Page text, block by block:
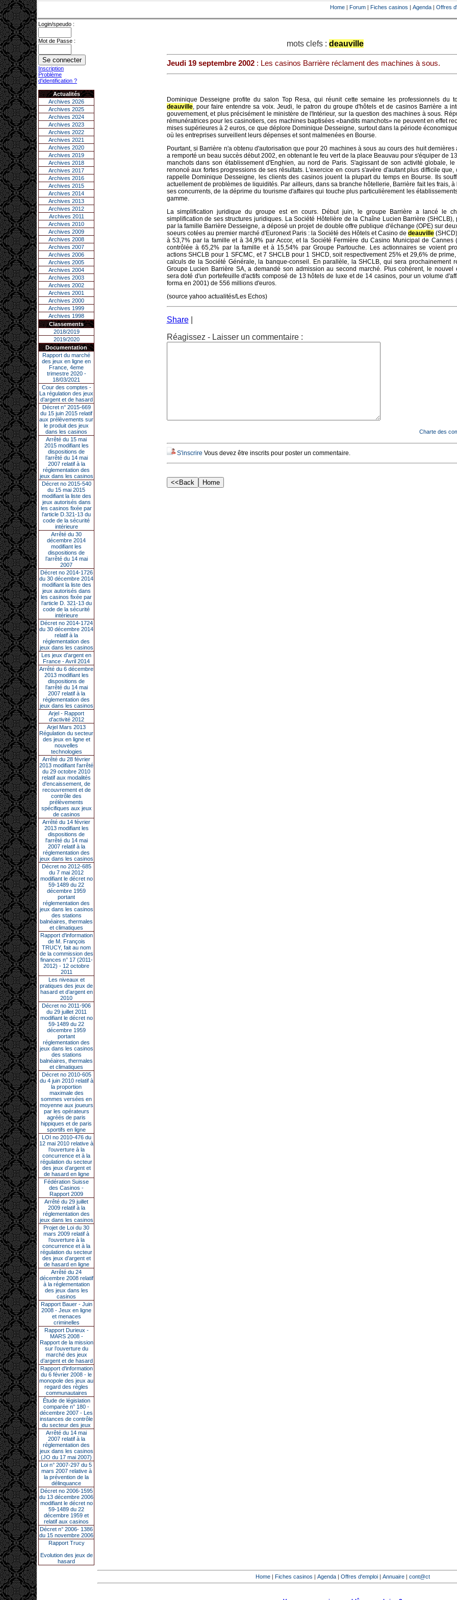
Home | Forum | Fiches casinos | Agenda | Offres
Login/speudo :
Mot de Passe :
Inscription
Problème
d'identification ?
Actualités
Archives 2026
Archives 2025
Archives 2024
Archives 2023
Archives 2022
Archives 2021
Archives 2020
Archives 2019
Archives 2018
Archives 2017
Archives 2016
Archives 2015
Archives 2014
Archives 2013
Archives 2012
Archives 2011
Archives 2010
Archives 2009
Archives 2008
Archives 2007
Archives 2006
Archives 2005
Archives 2004
Archives 2003
Archives 2002
Archives 2001
Archives 2000
Archives 1999
Archives 1998
Classements
2018/2019
2019/2020
Documentation
Rapport du marché
des jeux en ligne en
France, 4eme
trimestre 2020 -
18/03/2021
Cour des comptes -
La régulation des jeux
d’argent et de hasard
Décret n° 2015-669
du 15 juin 2015 relatif
aux prélèvements sur
le produit des jeux
dans les casinos
Arrêté du 15 mai
2015 modifiant les
dispositions de
l’arrêté du 14 mai
2007 relatif à la
réglementation des
jeux dans les casinos
Décret no 2015-540
du 15 mai 2015
modifiant la liste des
jeux autorisés dans
les casinos fixée par
l’article D.321-13 du
code de la sécurité
intérieure
Arrêté du 30
décembre 2014
modifiant les
dispositions de
l’arrêté du 14 mai
2007
Décret no 2014-1726
du 30 décembre 2014
modifiant la liste des
jeux autorisés dans
les casinos fixée par
l’article D. 321-13 du
code de la sécurité
intérieure
Décret no 2014-1724
du 30 décembre 2014
relatif à la
réglementation des
jeux dans les casinos
Les jeux d’argent en
France - Avril 2014
Arrêté du 6 décembre
2013 modifiant les
dispositions de
l’arrêté du 14 mai
2007 relatif à la
réglementation des
jeux dans les casinos
Arjel - Rapport
d'activité 2012
Arjel Mars 2013
Régulation du secteur
des jeux en ligne et
nouvelles
technologies
Arrêté du 28 février
2013 modifiant l'arrêté
du 29 octobre 2010
relatif aux modalités
d'encaissement, de
recouvrement et de
contrôle des
prélèvements
spécifiques aux jeux
de casinos
Arrêté du 14 février
2013 modifiant les
dispositions de
l'arrêté du 14 mai
2007 relatif à la
réglementation des
jeux dans les casinos
Décret no 2012-685
du 7 mai 2012
modifiant le décret no
59-1489 du 22
décembre 1959
portant
réglementation des
jeux dans les casinos
des stations
balnéaires, thermales
et climatiques
Rapport d'information
de M. François
TRUCY, fait au nom
de la commission des
finances n° 17 (2011-
2012) - 12 octobre
2011
Les niveaux et
pratiques des jeux de
hasard et d’argent en
2010
Décret no 2011-906
du 29 juillet 2011
modifiant le décret no
59-1489 du 22
décembre 1959
portant
réglementation des
jeux dans les casinos
des stations
balnéaires, thermales
et climatiques
Décret no 2010-605
du 4 juin 2010 relatif à
la proportion
maximale des
sommes versées en
moyenne aux joueurs
par les opérateurs
agréés de paris
hippiques et de paris
sportifs en ligne
LOI no 2010-476 du
12 mai 2010 relative à
l’ouverture à la
concurrence et à la
régulation du secteur
des jeux d’argent et
de hasard en ligne
Fédération Suisse
des Casinos -
Rapport 2009
Arrêté du 29 juillet
2009 relatif à la
réglementation des
jeux dans les casinos
Projet de Loi du 30
mars 2009 relatif à
l’ouverture à la
concurrence et à la
régulation du secteur
des jeux d’argent et
de hasard en ligne
Arrêté du 24
décembre 2008 relatif
à la réglementation
des jeux dans les
casinos
Rapport Bauer - Juin
2008 - Jeux en ligne
et menaces
criminelles
Rapport Durieux -
MARS 2008 -
Rapport de la mission
sur l’ouverture du
marché des jeux
d’argent et de hasard
Rapport d'information
du 6 février 2008 - le
monopole des jeux au
regard des règles
communautaires
Étude de législation
comparée n° 180 -
décembre 2007 - Les
instances de contrôle
du secteur des jeux
Arrêté du 14 mai
2007 relatif à la
réglementation des
jeux dans les casinos
(JO du 17 mai 2007)
Loi n° 2007-297 du 5
mars 2007 relative à
la prévention de la
délinquance
Décret no 2006-1595
du 13 décembre 2006
modifiant le décret no
59-1489 du 22
décembre 1959 et
relatif aux casinos
Décret n° 2006- 1386
du 15 novembre 2006
Rapport Trucy
Evolution des jeux de
hasard
mots clefs : deauville
Jeudi 19 septembre 2002: Les casinos Barrière réclament des machines à sous.
Dominique Desseigne profite du salon Top Resa, qui réunit cette semaine les professionnels du
deauville, pour faire entendre sa voix. Jeudi, le patron du groupe d'hôtels et de casinos Barrière a
gouvernement, et plus précisément le ministère de l'Intérieur, sur la question des machines à sous.
rémunératrices pour les casinotiers, ces machines baptisées «bandits manchots» ne peuvent en effet
mises supérieures à 2 euros, ce que déplore Dominique Desseigne, surtout dans la période
où les entreprises surveillent leurs dépenses et sont malmenées en Bourse.
Pourtant, si Barrière n'a obtenu d'autorisation que pour 20 machines à sous au cours des huit dernières
a remporté un beau succès début 2002, en obtenant le feu vert de la place Beauvau pour s'équiper de
manchots dans son établissement d'Enghien, au nord de Paris. S'agissant de son activité globale,
renoncé aux fortes progressions de ses résultats. L'exercice en cours s'avère d'autant plus difficile que,
rappelle Dominique Desseigne, les clients des casinos jouent la plupart du temps en Bourse. Ils
actuellement de problèmes de liquidités. Par ailleurs, dans sa branche hôtellerie, Barrière fait les frais, à
ses concurrents, de la déprime du tourisme d'affaires qui touche plus particulièrement les
gamme.
La simplification juridique du groupe est en cours. Début juin, le groupe Barrière a lancé le
simplification de ses structures juridiques. La Société Hôtelière de la Chaîne Lucien Barrière (SHCLB),
par la famille Barrière Desseigne, a déposé un projet de double offre publique d'échange (OPE) sur
soeurs cotées au premier marché d'Euronext Paris : la Société des Hôtels et Casino de deauville
à 53,7% par la famille et à 34,9% par Accor, et la Société Fermière du Casino Municipal de Cannes
contrôlée à 65,2% par la famille et à 15,54% par Groupe Partouche. Les actionnaires se voient
actions SHCLB pour 1 SFCMC, et 7 SHCLB pour 1 SHCD, soit respectivement 25% et 29,6% de
calculs de la Société Générale, la banque-conseil. En parallèle, la SHCLB, qui sera prochainement
Groupe Lucien Barrière SA, a demandé son admission au second marché. Plus cohérent, le nouvel
sera doté d'un portefeuille d'actifs composé de 13 hôtels de luxe et de 14 casinos, pour un volume
forma en 2001) de 556 millions d'euros.
(source yahoo actualités/Les Echos)
Share
Réagissez - Laisser un commentaire :
Charte des
S'inscrire Vous devez être inscrits pour poster un commentaire.
Home | Fiches casinos | Agenda | Offres d'emploi | Annuaire | cont@ct